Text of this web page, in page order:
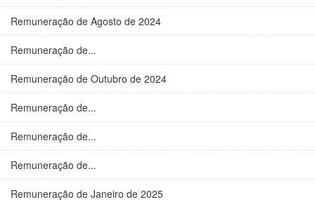
Remuneração de Agosto de 2024
Remuneração de...
Remuneração de Outubro de 2024
Remuneração de...
Remuneração de...
Remuneração de...
Remuneração de Janeiro de 2025